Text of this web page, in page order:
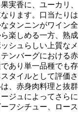
実香に、ユーカリ、
ります。口当たりは
タンニンがワイン全
楽しめる一方、熟成
シュらしい上質なメ
ンバーグにおける赤
あり単一品種でも存
タイルとして評価さ
、赤身肉料理と抜群
ジュによってさらに
フシチュー、ロース